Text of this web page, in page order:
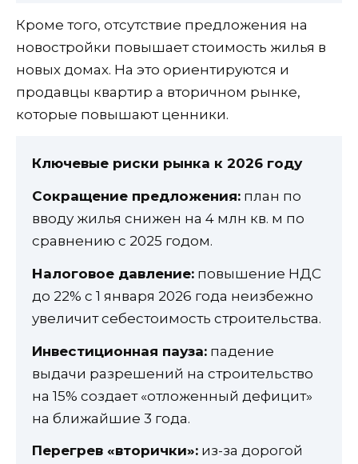
Кроме того, отсутствие предложения на
новостройки повышает стоимость жилья в
новых домах. На это ориентируются и
продавцы квартир а вторичном рынке,
которые повышают ценники.
Ключевые риски рынка к 2026 году
Сокращение предложения: план по
вводу жилья снижен на 4 млн кв. м по
сравнению с 2025 годом.
Налоговое давление: повышение НДС
до 22% с 1 января 2026 года неизбежно
увеличит себестоимость строительства.
Инвестиционная пауза: падение
выдачи разрешений на строительство
на 15% создает «отложенный дефицит»
на ближайшие 3 года.
Перегрев «вторички»: из-за дорогой